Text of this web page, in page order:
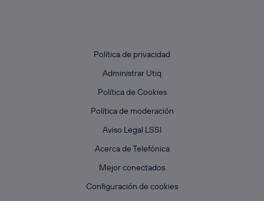
Política de privacidad
Administrar Utiq
Política de Cookies
Política de moderación
Aviso Legal LSSI
Acerca de Telefónica
Mejor conectados
Configuración de cookies